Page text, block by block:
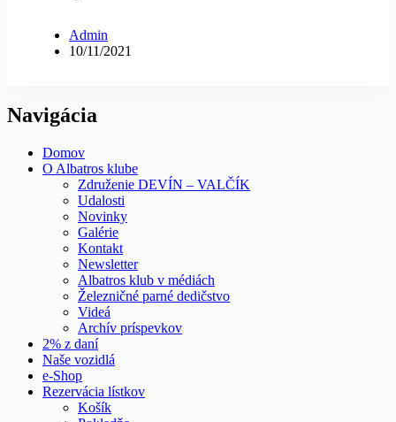
Admin
10/11/2021
Navigácia
Domov
O Albatros klube
Združenie DEVÍN – VALČÍK
Udalosti
Novinky
Galérie
Kontakt
Newsletter
Albatros klub v médiách
Železničné parné dedičstvo
Videá
Archív príspevkov
2% z daní
Naše vozidlá
e-Shop
Rezervácia lístkov
Košík